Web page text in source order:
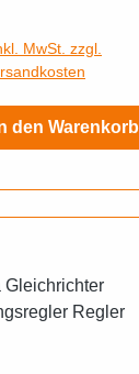
Preis:
MwSt. zzgl.
den Warenkorb